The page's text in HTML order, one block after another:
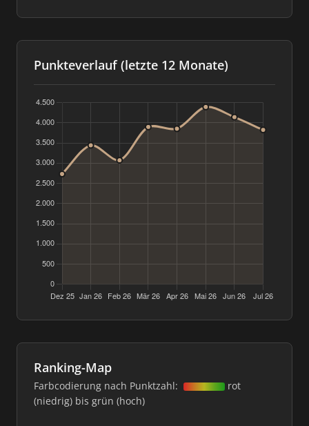
Punkteverlauf (letzte 12 Monate)
Ranking-Map
Farbcodierung nach Punktzahl:
rot
(niedrig) bis grün (hoch)